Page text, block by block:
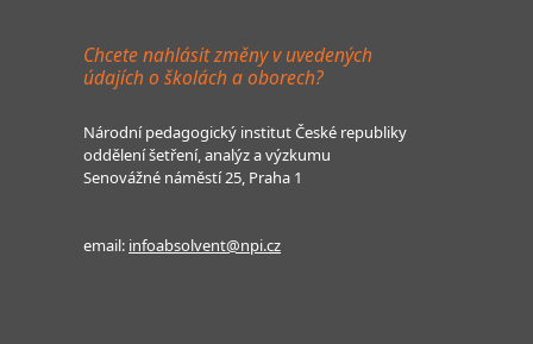
Chcete nahlásit změny v uvedených
údajích o školách a oborech?
Národní pedagogický institut České republiky
oddělení šetření, analýz a výzkumu
Senovážné náměstí 25, Praha 1
email: infoabsolvent@npi.cz